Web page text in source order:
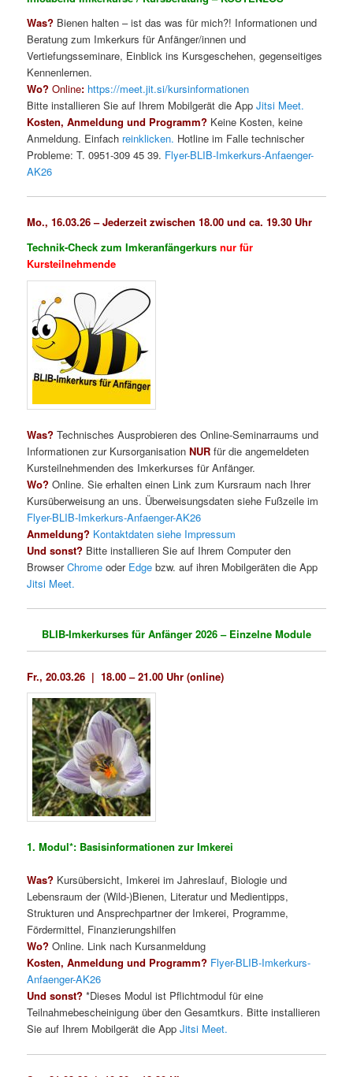
Was? Bienen halten – ist das was für mich?! Informationen und
Beratung zum Imkerkurs für Anfänger/innen und
Vertiefungsseminare, Einblick ins Kursgeschehen, gegenseitiges
Kennenlernen.
Wo?Online: https://meet.jit.si/kursinformationen
Bitte installieren Sie auf Ihrem Mobilgerät die AppJitsi Meet.
Kosten, Anmeldung und Programm? Keine Kosten, keine
Anmeldung. Einfach reinklicken. Hotline im Falle technischer
Probleme: T. 0951-309 45 39. Flyer-BLIB-Imkerkurs-Anfaenger-
AK26
Mo., 16.03.26 –Jederzeit zwischen 18.00 und ca. 19.30 Uhr
Technik-Check zum Imkeranfängerkursnur für
Kursteilnehmende
Was? Technisches Ausprobieren des Online-Seminarraums und
Informationen zur KursorganisationNUR für die angemeldeten
Kursteilnehmenden des Imkerkurses für Anfänger.
Wo? Online. Sie erhalten einen Link zum Kursraum nach Ihrer
Kursüberweisung an uns. Überweisungsdaten siehe Fußzeile im
Flyer-BLIB-Imkerkurs-Anfaenger-AK26
Anmeldung? Kontaktdaten siehe Impressum
Und sonst? Bitte installieren Sie auf Ihrem Computer den
BrowserChrome oder Edge bzw. auf ihren Mobilgeräten die App
Jitsi Meet.
BLIB-Imkerkurses für Anfänger 2026 – Einzelne Module
Fr., 20.03.26 | 18.00 – 21.00 Uhr (online)
1. Modul*: Basisinformationen zur Imkerei
Was? Kursübersicht, Imkerei im Jahreslauf, Biologie und
Lebensraum der (Wild-)Bienen, Literatur und Medientipps,
Strukturen und Ansprechpartner der Imkerei, Programme,
Fördermittel, Finanzierungshilfen
Wo? Online. Link nach Kursanmeldung
Kosten, Anmeldung und Programm? Flyer-BLIB-Imkerkurs-
Anfaenger-AK26
Und sonst? *Dieses Modul ist Pflichtmodul für eine
Teilnahmebescheinigung über den Gesamtkurs. Bitte installieren
Sie auf Ihrem Mobilgerät die AppJitsi Meet.